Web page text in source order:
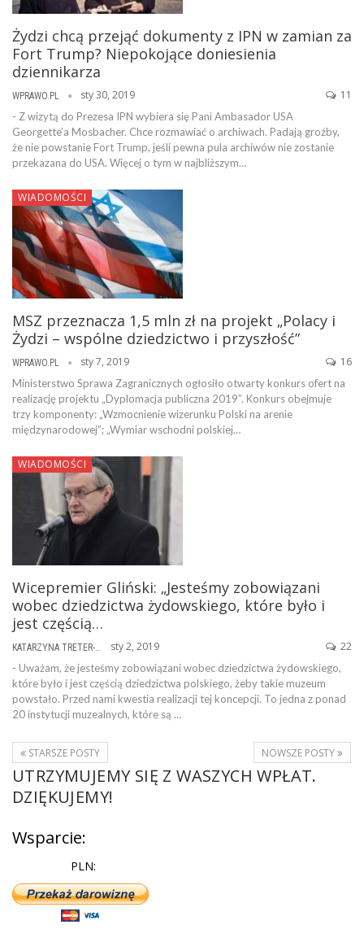
Żydzi chcą przejąć dokumenty z IPN w zamian za
Fort Trump? Niepokojące doniesienia
dziennikarza
WPRAWO.PL sty 30, 2019 11
- Z wizytą do Prezesa IPN wybiera się Pani Ambasador USA
Georgette’a Mosbacher. Chce rozmawiać o archiwach. Padają groźby,
że nie powstanie Fort Trump, jeśli pewna pula archiwów nie zostanie
przekazana do USA. Więcej o tym w najbliższym…
WIADOMOŚCI
MSZ przeznacza 1,5 mln zł na projekt „Polacy i
Żydzi – wspólne dziedzictwo i przyszłość”
WPRAWO.PL sty 7, 2019 16
Ministerstwo Sprawa Zagranicznych ogłosiło otwarty konkurs ofert na
realizację projektu „Dyplomacja publiczna 2019”. Konkurs obejmuje
trzy komponenty: „Wzmocnienie wizerunku Polski na arenie
międzynarodowej”; „Wymiar wschodni polskiej…
WIADOMOŚCI
Wicepremier Gliński: „Jesteśmy zobowiązani
wobec dziedzictwa żydowskiego, które było i
jest częścią…
KATARZYNA TRETER-SIERPIŃSKA sty 2, 2019 22
- Uważam, że jesteśmy zobowiązani wobec dziedzictwa żydowskiego,
które było i jest częścią dziedzictwa polskiego, żeby takie muzeum
powstało. Przed nami kwestia realizacji tej koncepcji. To jedna z ponad
20 instytucji muzealnych, które są …
STARSZE POSTY NOWSZE POSTY
UTRZYMUJEMY SIĘ Z WASZYCH WPŁAT.
DZIĘKUJEMY!
Wsparcie:
PLN: